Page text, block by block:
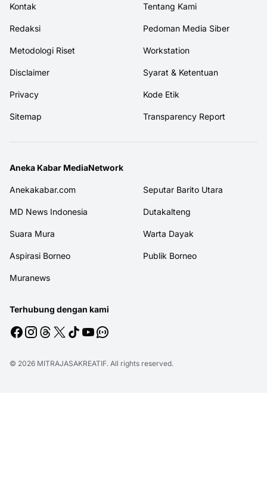
Kontak Tentang Kami
Redaksi Pedoman Media Siber
Metodologi Riset Workstation
Disclaimer Syarat & Ketentuan
Privacy Kode Etik
Sitemap Transparency Report
Aneka Kabar MediaNetwork
Anekakabar.com Seputar Barito Utara
MD News Indonesia Dutakalteng
Suara Mura Warta Dayak
Aspirasi Borneo Publik Borneo
Muranews
Terhubung dengan kami
© 2026 MITRAJASAKREATIF. All rights reserved.